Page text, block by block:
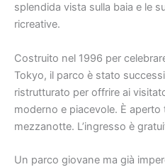
splendida vista sulla baia e le
ricreative.
Costruito nel 1996 per
Tokyo, il parco è stato
ristrutturato per offrire ai
moderno e piacevole. È
mezzanotte. L’ingresso è
Un parco giovane ma già